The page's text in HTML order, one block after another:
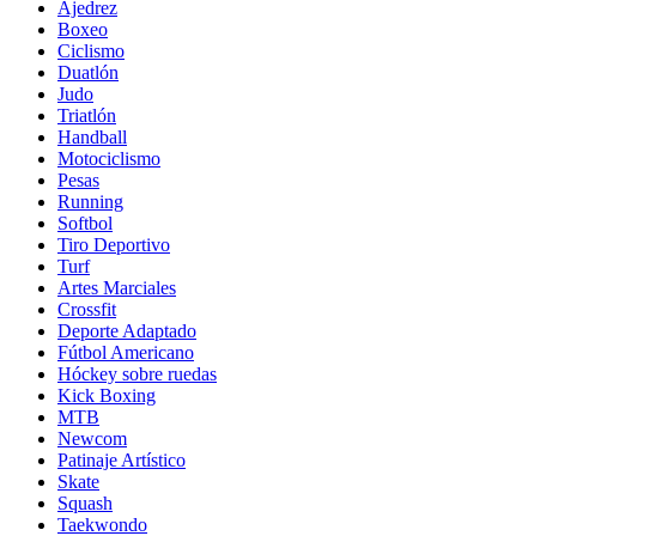
Ajedrez
Boxeo
Ciclismo
Duatlón
Judo
Triatlón
Handball
Motociclismo
Pesas
Running
Softbol
Tiro Deportivo
Turf
Artes Marciales
Crossfit
Deporte Adaptado
Fútbol Americano
Hóckey sobre ruedas
Kick Boxing
MTB
Newcom
Patinaje Artístico
Skate
Squash
Taekwondo